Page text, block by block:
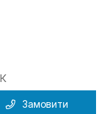
Замовити